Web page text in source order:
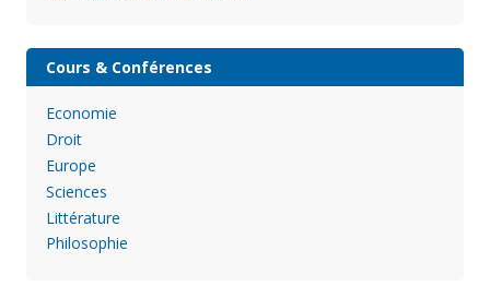
Cours & Conférences
Economie
Droit
Europe
Sciences
Littérature
Philosophie